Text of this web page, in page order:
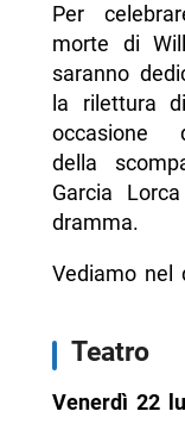
Per
morte di
saranno
la rilettura
occasione
della
Garcia
dramma.
Vediamo nel
Teatro
Venerdì 22